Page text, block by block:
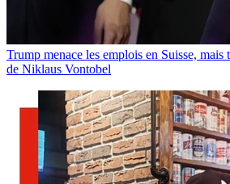
Trump menace les emplois en Suisse, mais
de Niklaus Vontobel